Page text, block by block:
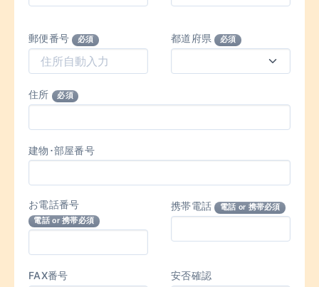
郵便番号 必須 都道府県 必須
住所 必須
建物･部屋番号
お電話番号
電話 or 携帯必須
携帯電話 電話 or 携帯必須
FAX番号 安否確認